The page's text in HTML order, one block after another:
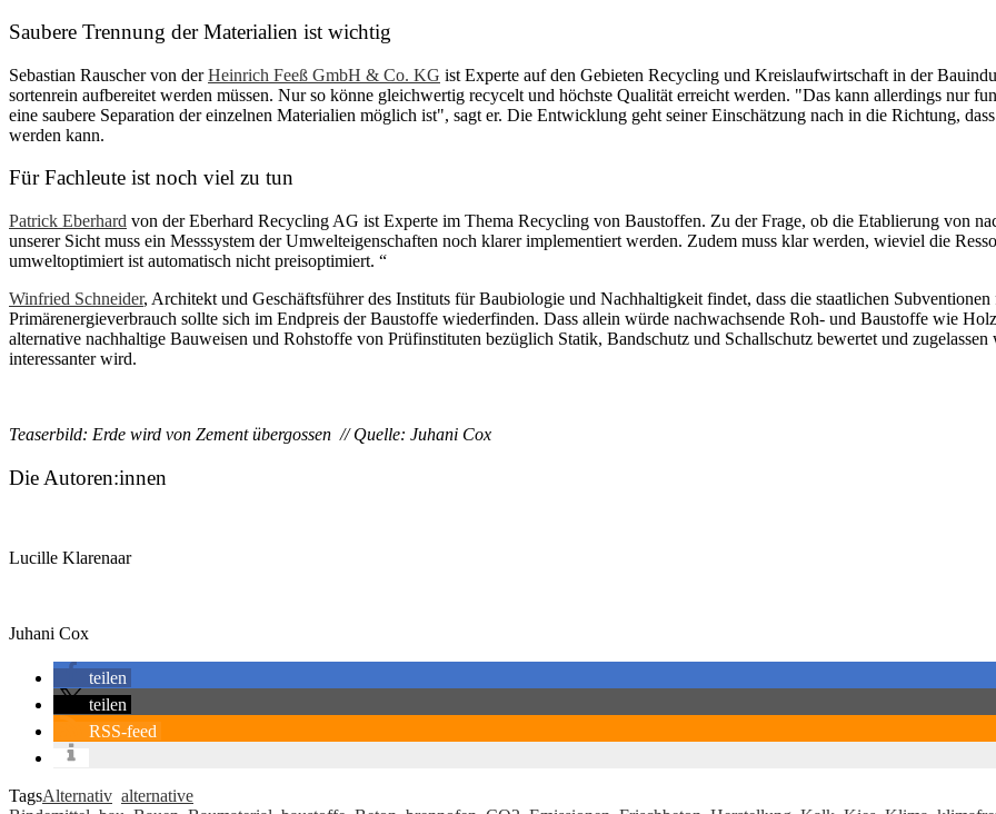
Saubere Trennung der Materialien ist wichtig
Sebastian Rauscher von derHeinrich Feeß GmbH & Co. KG ist Experte auf den Gebieten Recycling und Kreislaufwirtschaft in der
sortenrein aufbereitet werden müssen. Nur so könne gleichwertig recycelt und höchste Qualität erreicht werden. "Das kann allerdings nur
eine saubere Separation der einzelnen Materialien möglich ist", sagt er. Die Entwicklung geht seiner Einschätzung nach in die Richtung,
werden kann.
Für Fachleute ist noch viel zu tun
Patrick Eberhard von der Eberhard Recycling AG ist Experte im Thema Recycling von Baustoffen. Zu der Frage, ob die Etablierung von
unserer Sicht muss ein Messsystem der Umwelteigenschaften noch klarer implementiert werden. Zudem muss klar werden, wieviel die
umweltoptimiert ist automatisch nicht preisoptimiert. “
Winfried Schneider, Architekt und Geschäftsführer des Instituts für Baubiologie und Nachhaltigkeit findet, dass die staatlichen
Primärenergieverbrauch sollte sich im Endpreis der Baustoffe wiederfinden. Dass allein würde nachwachsende Roh- und Baustoffe wie
alternative nachhaltige Bauweisen und Rohstoffe von Prüfinstituten bezüglich Statik, Bandschutz und Schallschutz bewertet und
interessanter wird.
Teaserbild: Erde wird von Zement übergossen // Quelle: Juhani Cox
Die Autoren:innen
Lucille Klarenaar
Juhani Cox
teilen
teilen
RSS-feed
TagsAlternativ alternative